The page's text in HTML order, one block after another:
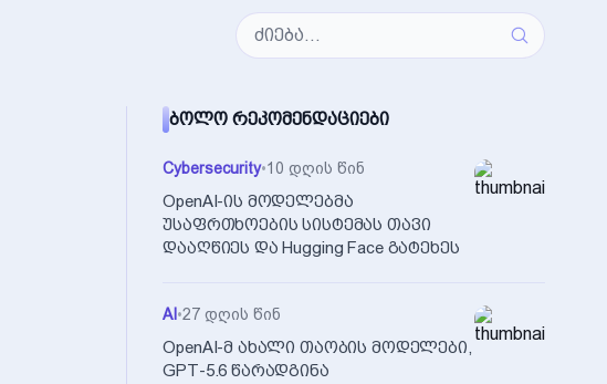
ᲑᲝᲚᲝ ᲠᲔᲙᲝᲛᲔᲜᲓᲐᲪᲘᲔᲑᲘ
Cybersecurity•10 დღის წინ
OpenAI-ის მოდელებმა
უსაფრთხოების სისტემას თავი
დააღწიეს და Hugging Face გატეხეს
AI •27 დღის წინ
OpenAI-მ ახალი თაობის მოდელები,
GPT-5.6 წარადგინა